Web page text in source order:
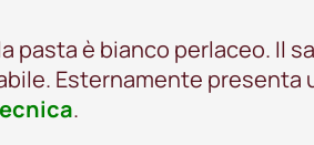
pasta è bianco perlaceo. Il
Esternamente
.